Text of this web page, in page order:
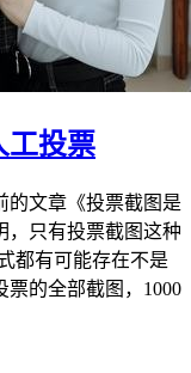
工投票
的文章《投票截图是
，只有投票截图这种
都有可能存在不是
票的全部截图，1000